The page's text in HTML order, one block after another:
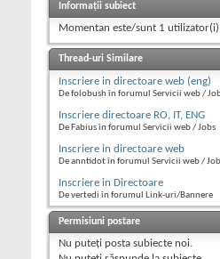
Informații subiect
Momentan este/sunt 1
Thread-uri Similare
Inscriere in directoare web (eng)
De folobush în forumul Servicii web /
Inscriere directoare RO, IT, ENG
De Fabius în forumul Servicii web / Jobs
Inscriere in directoare web
De anntidot în forumul Servicii web /
Inscriere in Directoare
De vertedi în forumul Link-uri/Bannere
Permisiuni postare
Nu puteţi posta subiecte noi.